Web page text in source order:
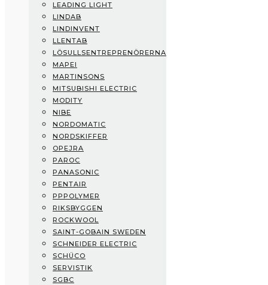
Kingspan Insulation
Leading Light
Lindab
Lindinvent
Llentab
Lösullsentreprenörerna
Mapei
Martinsons
Mitsubishi Electric
Modity
NIBE
Nordomatic
Nordskiffer
Opejra
Paroc
Panasonic
Pentair
PPPolymer
Riksbyggen
Rockwool
Saint-Gobain Sweden
Schneider Electric
Schüco
Servistik
LEADING LIGHT
LINDAB
LINDINVENT
LLENTAB
LÖSULLSENTREPRENÖRERNA
MAPEI
MARTINSONS
MITSUBISHI ELECTRIC
MODITY
NIBE
NORDOMATIC
NORDSKIFFER
OPEJRA
PAROC
PANASONIC
PENTAIR
PPPOLYMER
RIKSBYGGEN
ROCKWOOL
SAINT-GOBAIN SWEDEN
SCHNEIDER ELECTRIC
SCHÜCO
SERVISTIK
SGBC